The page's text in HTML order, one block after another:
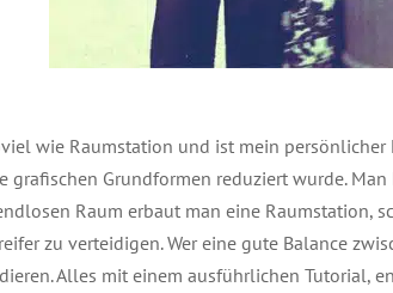
wie Raumstation und ist mein persönlicher
grafischen Grundformen reduziert wurde.
Raum erbaut man eine Raumstation,
zu verteidigen. Wer eine gute Balance
Alles mit einem ausführlichen Tutorial,